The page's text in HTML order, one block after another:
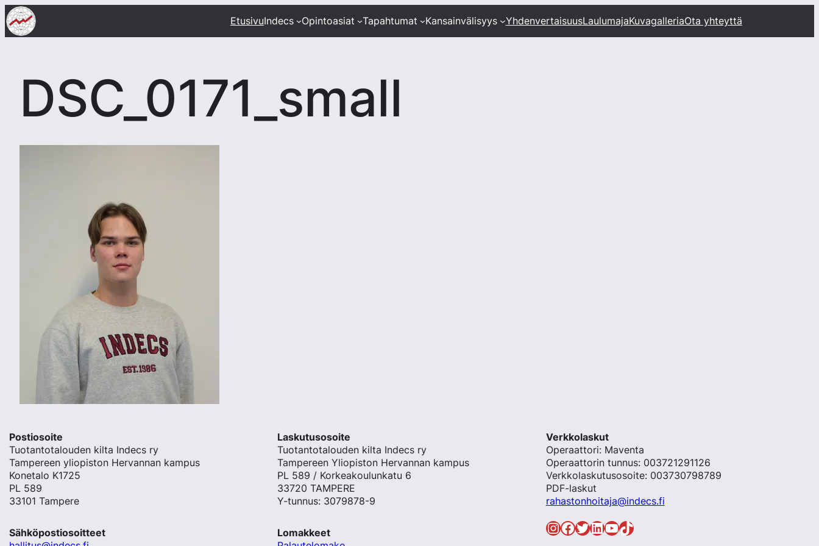
Siirry
sisältöön
EtusivuIndecs Opintoasiat Tapahtumat Kansainvälisyys YhdenvertaisuusLaulumajaKuvagalleriaOta yhteyttä
DSC_0171_small
Postiosoite
Tuotantotalouden kilta Indecs ry
Tampereen yliopiston Hervannan kampus
Konetalo K1725
PL 589
33101 Tampere
Laskutusosoite
Tuotantotalouden kilta Indecs ry
Tampereen Yliopiston Hervannan kampus
PL 589 / Korkeakoulunkatu 6
33720 TAMPERE
Y-tunnus: 3079878-9
Verkkolaskut
Operaattori: Maventa
Operaattorin tunnus: 003721291126
Verkkolaskutusosoite: 003730798789
PDF-laskut
rahastonhoitaja@indecs.fi
Sähköpostiosoitteet
Lomakkeet
InstagramFacebook Twitter LinkedIn YouTube TikTok